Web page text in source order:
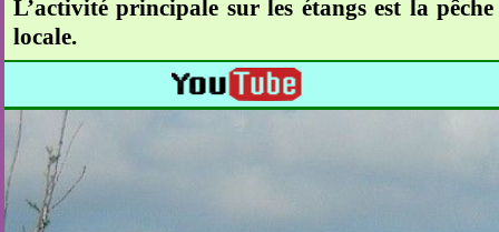
L’activité principale sur les étangs est la
locale.